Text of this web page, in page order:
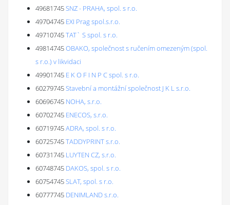
49681745SNZ - PRAHA, spol. s r.o.
49704745 EXI Prag spol.s.r.o.
49710745TAT` S spol. s r.o.
49814745OBAKO, společnost s ručením omezeným (spol.
s r.o.) v likvidaci
49901745 E K O F I N P C spol. s r.o.
60279745Stavební a montážní společnost J K L s.r.o.
60696745 NOHA, s.r.o.
60702745 ENECOS, s.r.o.
60719745ADRA, spol. s r.o.
60725745TADDYPRINT s.r.o.
60731745 LUYTEN CZ, s.r.o.
60748745 DAKOS, spol. s r.o.
60754745SLAT, spol. s r.o.
60777745 DENIMLAND s.r.o.